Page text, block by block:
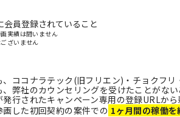
会員登録されていること
実績は問いません
ざいません
、ココナラテック(旧フリエン)・チョクフ
弊社のカウンセリングを受けたことがない
行されたキャンペーン専用の登録URLか
した初回契約の案件での 1ヶ月間の稼働を